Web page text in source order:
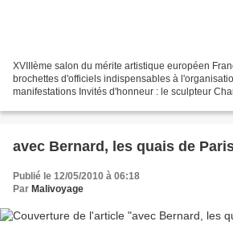
XVIIIème salon du mérite artistique européen
brochettes d'officiels indispensables à
manifestations Invités d'honneur : le sculpteur
avec Bernard, les quais de
Publié le 12/05/2010 à 06:18
Par Malivoyage